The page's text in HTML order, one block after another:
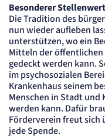
Besonderer Stellenwert
Die Tradition des
nun wieder aufleben
unterstützen, wo ein
Mitteln der
gedeckt werden kann.
im psychosozialen
Krankenhaus seinem
Menschen in Stadt und
werden kann. Dafür
Förderverein freut sich
jede Spende.
Dient der Identifizierung eines
Cookie Laufzeit:
Session
Sitzungs-
Name:
PHPSESSID
Anbieter:
Artemed SE
Zweck:
Behält die Zustände des Benutzers